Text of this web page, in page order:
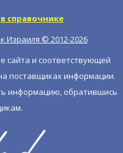
справочнике
Израиля © 2012-2026
сайта и соответствующей
поставщиках информации.
информацию, обратившись